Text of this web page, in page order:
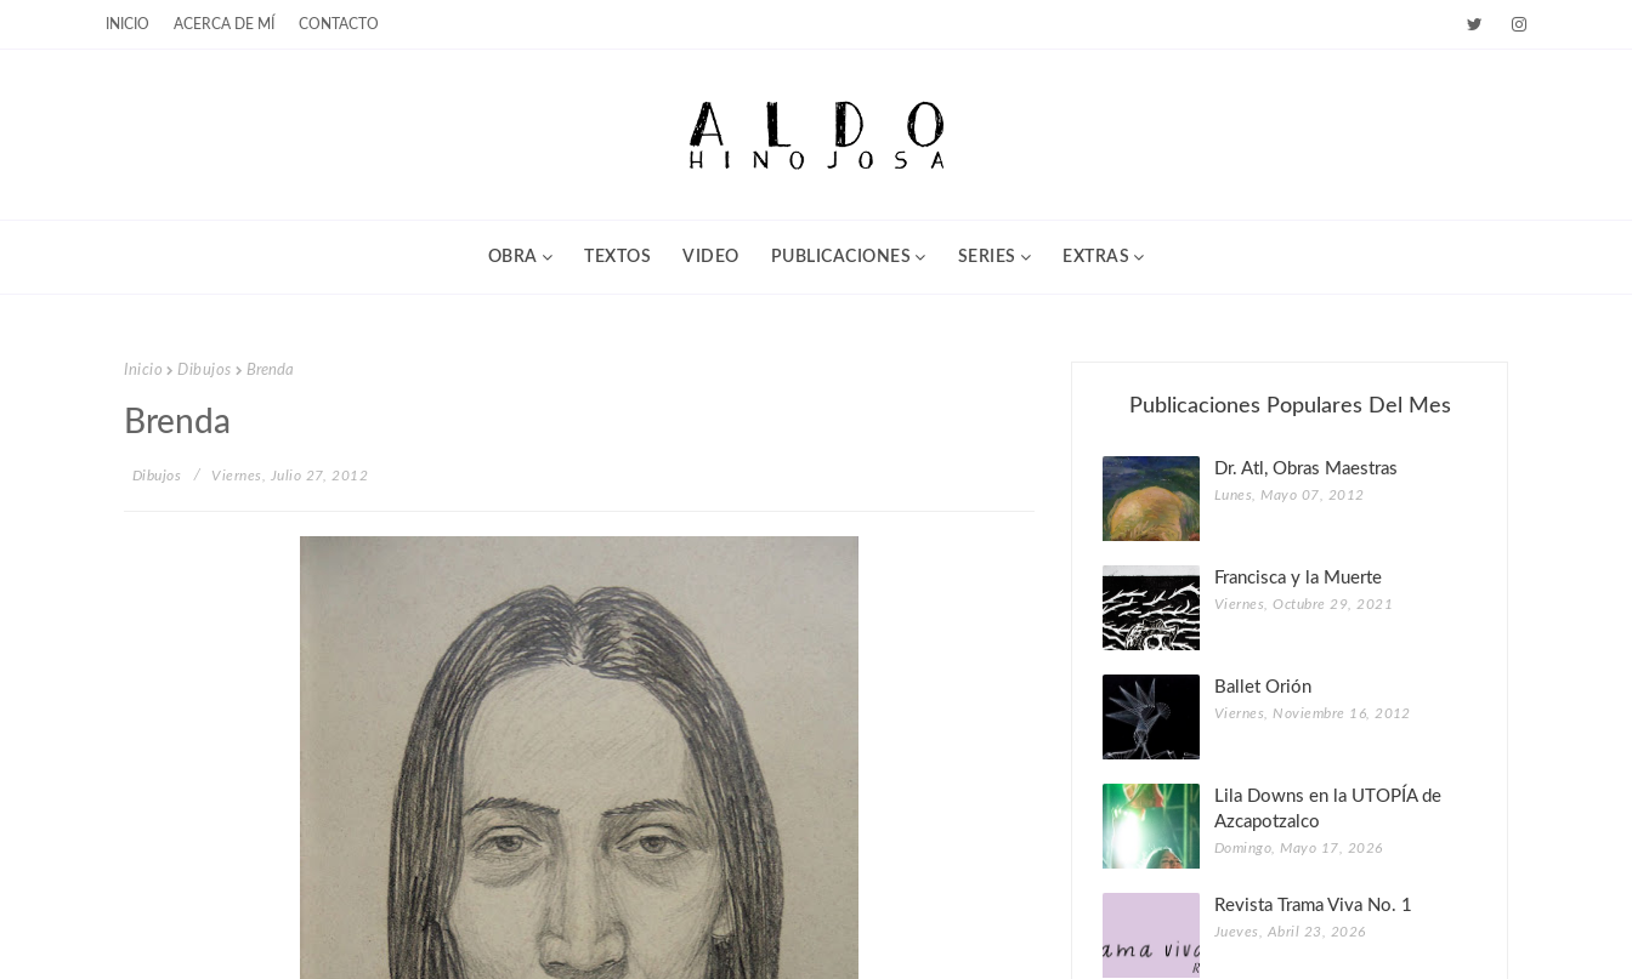
INICIO ACERCA DE MÍ CONTACTO
OBRA TEXTOS VIDEO PUBLICACIONES SERIES EXTRAS
Inicio Dibujos Brenda
Brenda
Dibujos Viernes, Julio 27, 2012
Publicaciones Populares Del Mes
Dr. Atl, Obras Maestras
Lunes, Mayo 07, 2012
Francisca y la Muerte
Viernes, Octubre 29, 2021
Ballet Orión
Viernes, Noviembre 16, 2012
Lila Downs en la UTOPÍA de
Azcapotzalco
Domingo, Mayo 17, 2026
Revista Trama Viva No. 1
Jueves, Abril 23, 2026